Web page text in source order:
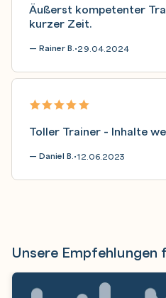
Äußerst kompetenter
kurzer Zeit.
— Rainer B.•29.04.2024
Toller Trainer - Inhalte
— Daniel B.•12.06.2023
Unsere Empfehlungen